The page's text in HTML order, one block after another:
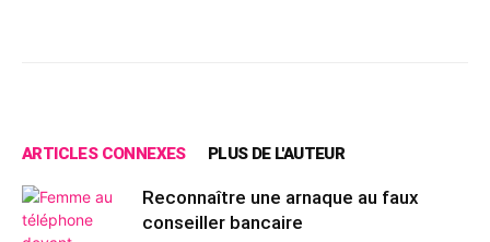
ARTICLES CONNEXES PLUS DE L'AUTEUR
Reconnaître une arnaque au faux
conseiller bancaire